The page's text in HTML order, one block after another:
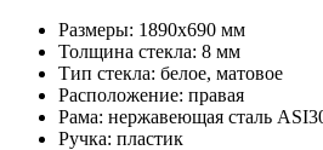
Размеры: 1890х690 мм
Толщина стекла: 8 мм
Тип стекла: белое, матовое
Расположение: правая
Рама: нержавеющая сталь
Ручка: пластик